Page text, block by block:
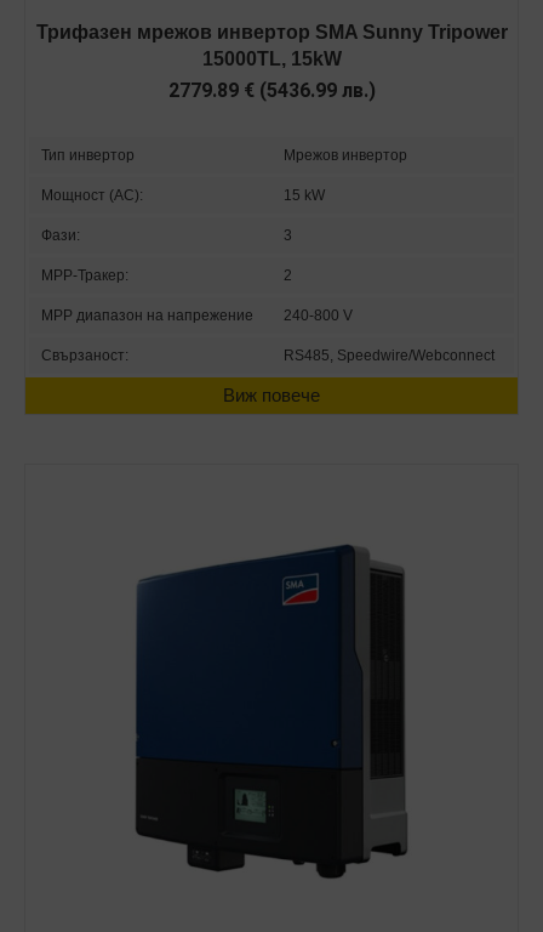
Трифазен мрежов инвертор SMA Sunny Tripower
15000TL, 15kW
2779.89 € (5436.99 лв.)
Тип инвертор Мрежов инвертор
Мощност (AC): 15 kW
Фази: 3
MPP-Тракер: 2
MPP диапазон на напрежение 240-800 V
Свързаност: RS485, Speedwire/Webconnect
Виж повече